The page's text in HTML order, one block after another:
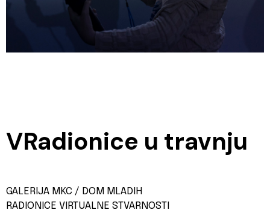
VRadionice u travnju
GALERIJA MKC / DOM MLADIH
RADIONICE VIRTUALNE STVARNOSTI